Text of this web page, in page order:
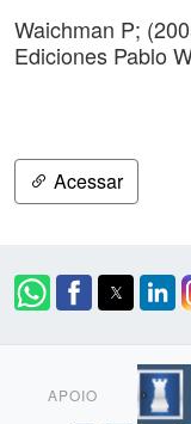
Waichman P;
Ediciones Pablo
Acessar
APOIO